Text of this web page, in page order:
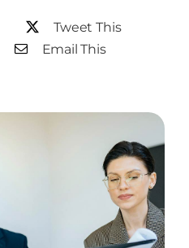
Tweet This
Email This